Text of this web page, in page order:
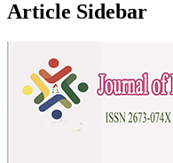
Article Sidebar